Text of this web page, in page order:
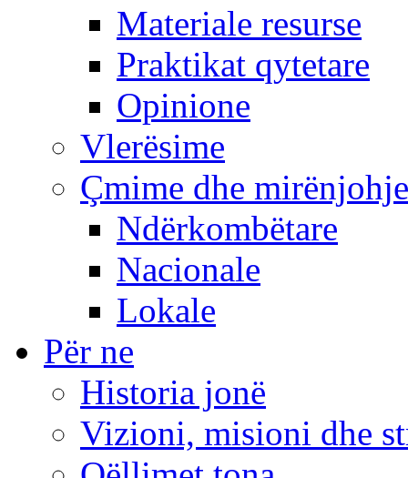
Materiale resurse
Praktikat qytetare
Opinione
Vlerësime
Çmime dhe mirënjohje
Ndërkombëtare
Nacionale
Lokale
Për ne
Historia jonë
Vizioni, misioni dhe